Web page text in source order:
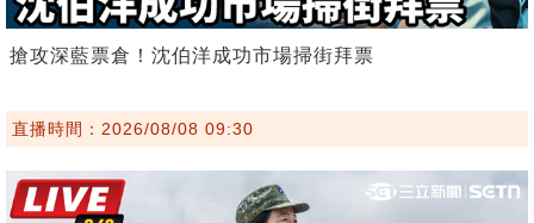
搶攻深藍票倉！沈伯洋成功市場掃街拜票
直播時間：2026/08/08 09:30